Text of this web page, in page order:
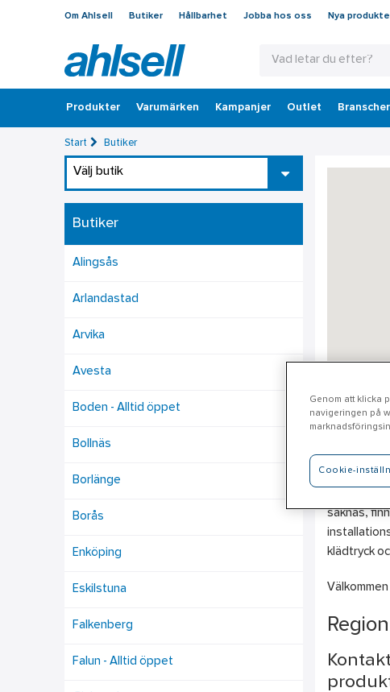
Om Ahlsell Butiker Hållbarhet Jobba hos oss Nya
Produkter Varumärken Kampanjer Outlet Branscher
Start Butiker
Välj butik
Butiker
Alingsås
Arlandastad
Arvika
Avesta
Boden - Alltid öppet
Bollnäs
Borlänge
Borås
Enköping
Eskilstuna
Falkenberg
Falun - Alltid öppet
Här
saknas,
klädtryck
Genom att klicka
navigeringen på
Cookie-